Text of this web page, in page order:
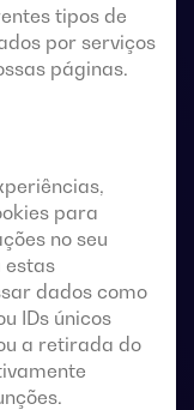
tipos de
por serviços
páginas.
para
no seu
estas
dados como
IDs únicos
a retirada do
controlador
de impulsos
em sistemas de